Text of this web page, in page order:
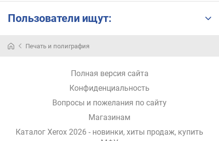
и
d
п
Пользователи ищут:
Печать и полиграфия
Полная версия сайта
Конфиденциальность
Вопросы и пожелания по сайту
Магазинам
Каталог Xerox 2026 - новинки, хиты продаж, купить